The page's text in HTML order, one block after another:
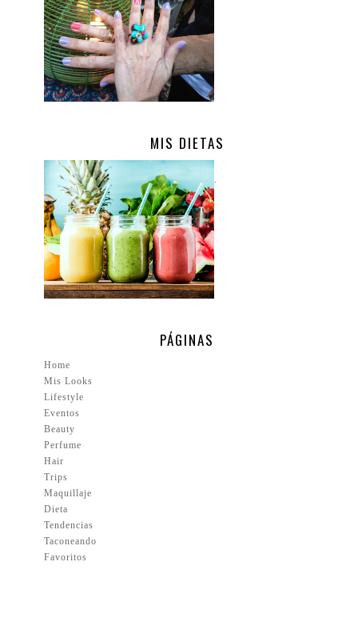
MIS DIETAS
.
PÁGINAS
Home
Mis Looks
Lifestyle
Eventos
Beauty
Perfume
Hair
Trips
Maquillaje
Dieta
Tendencias
Taconeando
Favoritos